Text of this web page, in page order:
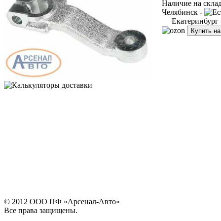
Наличие на
Челябинск -
Екатеринбург
Купить
© 2012 ООО ПФ «Арсенал-Авто»
Все права защищены.